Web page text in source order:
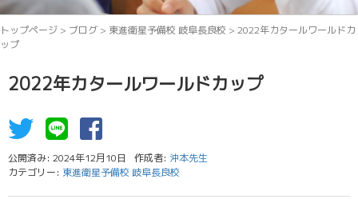
トップページ > ブログ > 東進衛星予備校 岐阜長良校 > 2022年カタールワールドカ
ップ
2022年カタールワールドカップ
公開済み: 2024年12月10日 作成者: 沖本先生
カテゴリー: 東進衛星予備校 岐阜長良校